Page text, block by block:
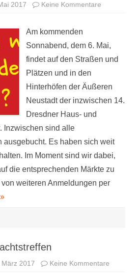
2017 Keine Kommentare
Am kommenden
Sonnabend, dem 6. Mai,
findet auf den Straßen und
Plätzen und in den
Hinterhöfen der Äußeren
Neustadt der inzwischen 14.
Dresdner Haus- und
Inzwischen sind alle
ausgebucht. Es haben sich weit
Im Moment sind wir dabei,
die entsprechenden Märkte zu
weiteren Anmeldungen per
März 2017 Keine Kommentare